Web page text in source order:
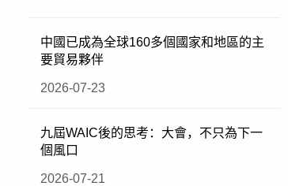
中國已成為全球160多個國家和地區的主
要貿易夥伴
2026-07-23
九屆WAIC後的思考：大會，不只為下一
個風口
2026-07-21